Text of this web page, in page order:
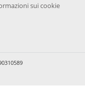
sui cookie